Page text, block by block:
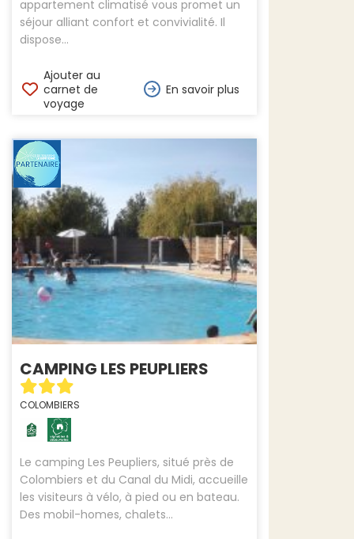
appartement climatisé vous promet un
séjour alliant confort et convivialité. Il
dispose...
Ajouter au
carnet de
voyage
En savoir plus
CAMPING LES PEUPLIERS
COLOMBIERS
Le camping Les Peupliers, situé près de
Colombiers et du Canal du Midi, accueille
les visiteurs à vélo, à pied ou en bateau.
Des mobil-homes, chalets...